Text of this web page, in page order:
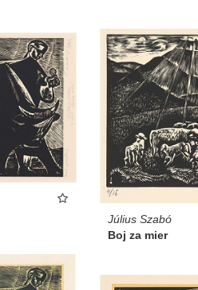
Július Szabó
Boj za mier